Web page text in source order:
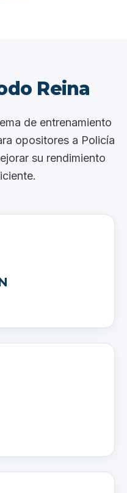
Reina
de entrenamiento
opositores a Policía
su rendimiento